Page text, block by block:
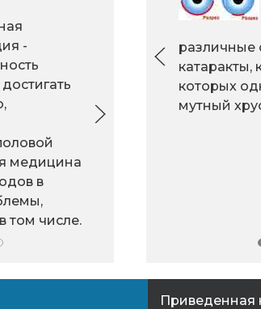
-
медицина
в
том числе.
Хотя сахарный
не излечим, он
жить
делающим то,
различные
катаракты,
которых
мутный
Приведенная